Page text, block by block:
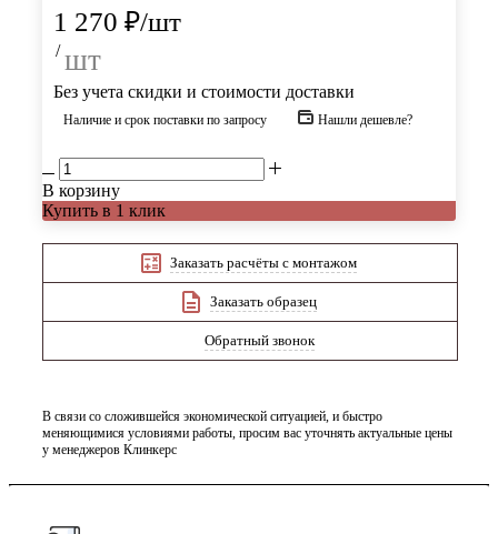
1 270 ₽/шт
/ шт
Без учета скидки и стоимости доставки
Наличие и срок поставки по запросу Нашли дешевле?
В корзину
Купить в 1 клик
Заказать расчёты с монтажом
Заказать образец
Обратный звонок
В связи со сложившейся экономической ситуацией, и быстро
меняющимися условиями работы, просим вас уточнять актуальные цены
у менеджеров Клинкерс